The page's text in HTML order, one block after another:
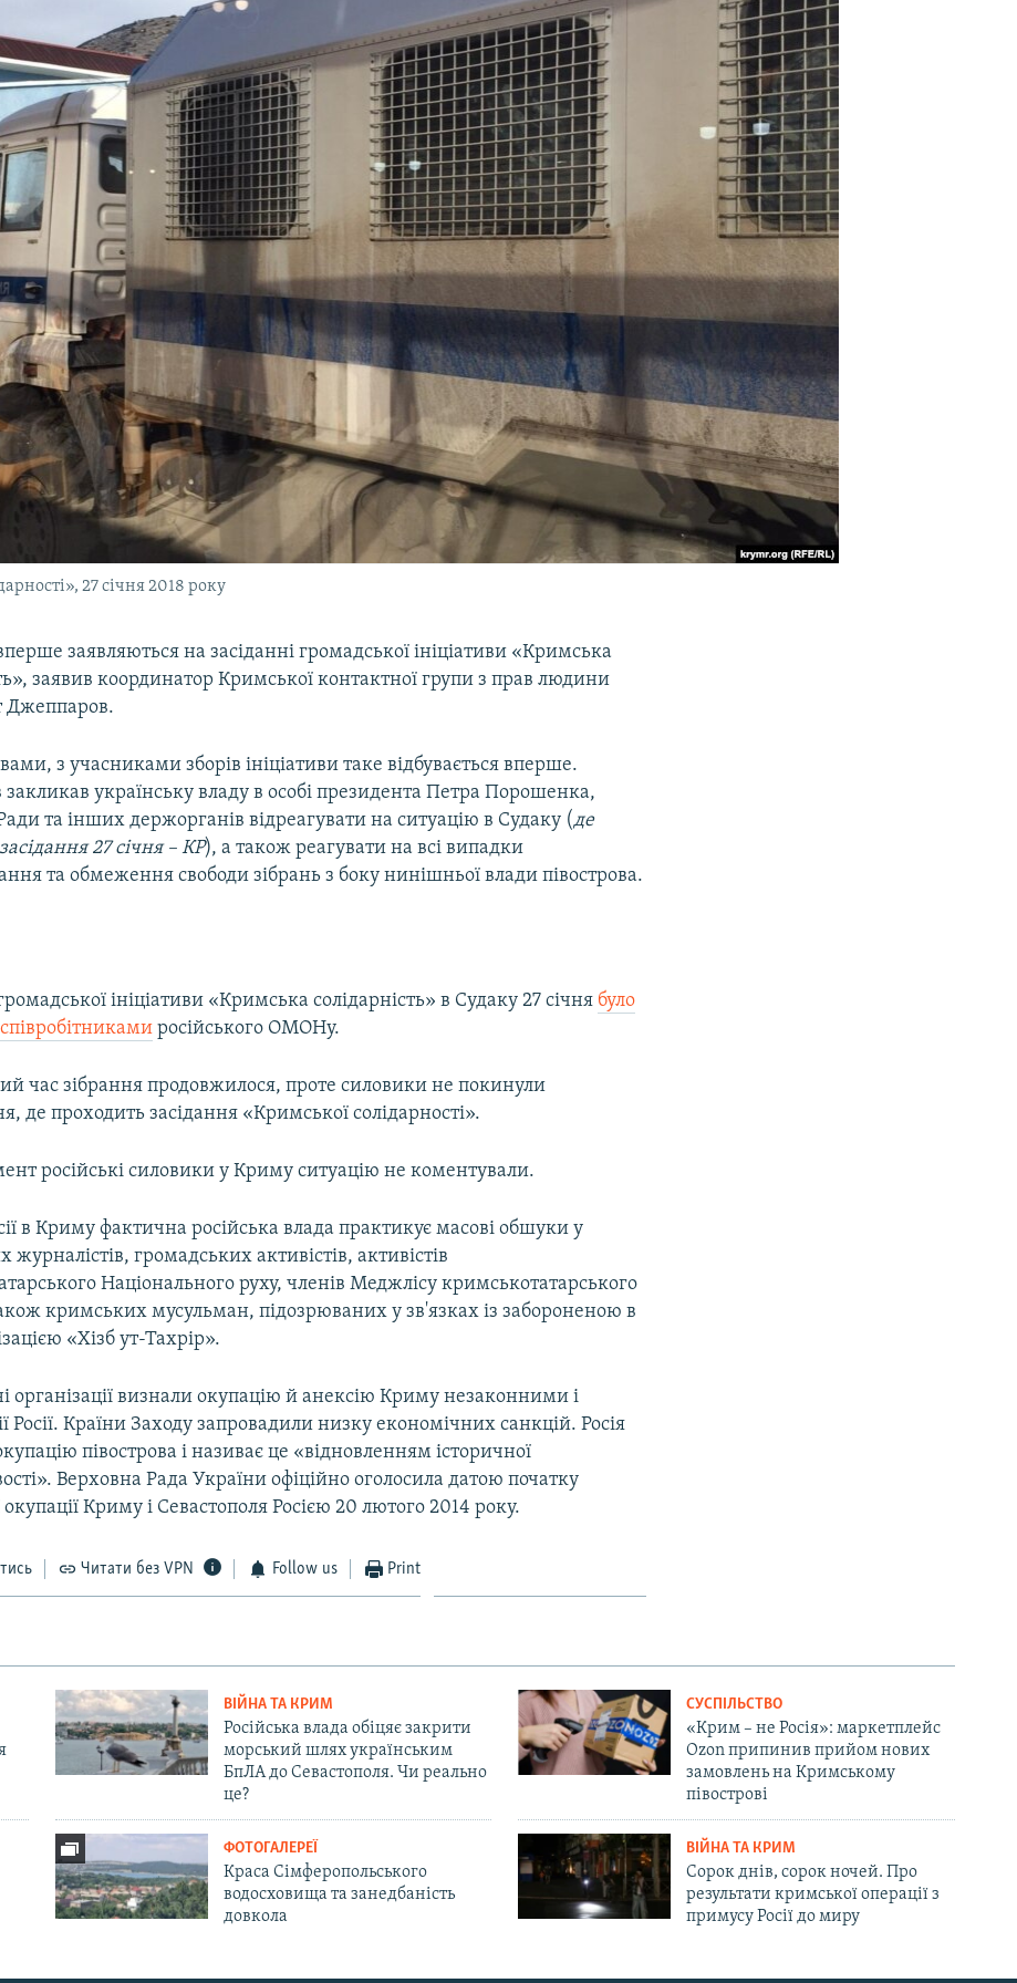
27 січня 2018 року
заявляються на засіданні громадської ініціативи «Кримська
заявив координатор Кримської контактної групи з прав людини
Джеппаров.
з учасниками зборів ініціативи таке відбувається вперше.
українську владу в особі президента Петра Порошенка,
та інших держорганів відреагувати на ситуацію в Судаку (де
27 січня – КР), а також реагувати на всі випадки
та обмеження свободи зібрань з боку нинішньої влади півострова.
ініціативи «Кримська солідарність» в Судаку 27 січня було
російського ОМОНу.
час зібрання продовжилося, проте силовики не покинули
де проходить засідання «Кримської солідарності».
російські силовики у Криму ситуацію не коментували.
в Криму фактична російська влада практикує масові обшуки у
громадських активістів, активістів
Національного руху, членів Меджлісу кримськотатарського
кримських мусульман, підозрюваних у зв'язках із забороненою в
«Хізб ут-Тахрір».
організації визнали окупацію й анексію Криму незаконними і
Росії. Країни Заходу запровадили низку економічних санкцій. Росія
півострова і називає це «відновленням історичної
Верховна Рада України офіційно оголосила датою початку
Криму і Севастополя Росією 20 лютого 2014 року.
Читати без VPN Follow us Print
ВІЙНА ТА КРИМ
Російська влада обіцяє закрити
морський шлях українським
БпЛА до Севастополя. Чи реально
це?
СУСПІЛЬСТВО
«Крим – не Росія»: маркетплейс
Ozon припинив прийом нових
замовлень на Кримському
півострові
ФОТОГАЛЕРЕЇ
Краса Сімферопольського
водосховища та занедбаність
довкола
ВІЙНА ТА КРИМ
Сорок днів, сорок ночей. Про
результати кримської операції з
примусу Росії до миру